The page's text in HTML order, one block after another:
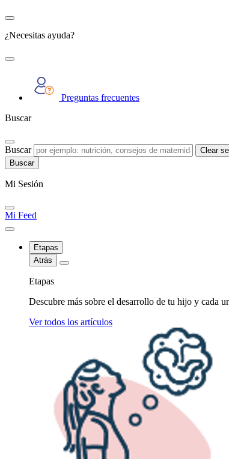
¿Necesitas ayuda?
Preguntas frecuentes
Buscar
Buscar Clear
Mi Sesión
Mi Feed
Etapas
Atrás
Etapas
Descubre más sobre el desarrollo de tu hijo y cada
Ver todos los artículos